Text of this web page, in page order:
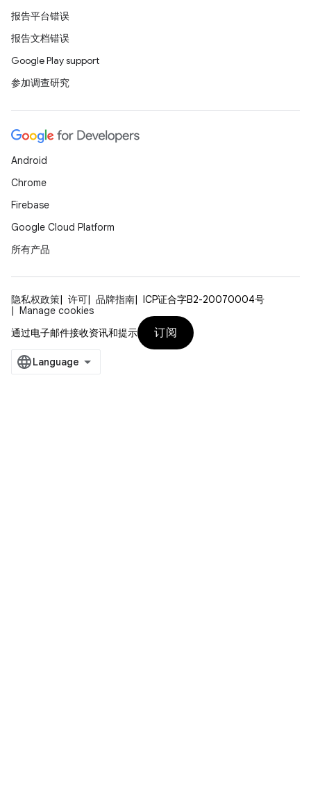
报告平台错误
报告文档错误
Google Play support
参加调查研究
Android
Chrome
Firebase
Google Cloud Platform
所有产品
隐私权政策 许可 品牌指南
ICP证合字B2-20070004号
Manage cookies
通过电子邮件接收资讯和提示
订阅